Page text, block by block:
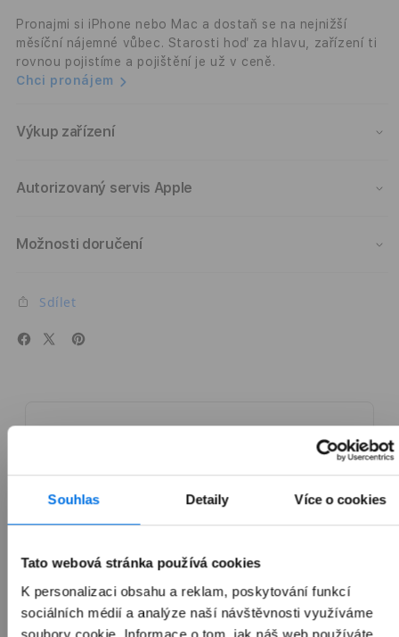
Souhlas Detaily Více o cookies
Tato webová stránka používá cookies
K personalizaci obsahu a reklam, poskytování funkcí
sociálních médií a analýze naší návštěvnosti využíváme
soubory cookie. Informace o tom, jak náš web používáte,
Pronajmi si iPhone nebo Mac a dostaň se na nejnižší
měsíční nájemné vůbec. Starosti hoď za hlavu, zařízení ti
rovnou pojistíme a pojištění je už v ceně.
Chci pronájem
Výkup zařízení
Autorizovaný servis Apple
Možnosti doručení
Sdílet
Více
Často kupováno společně